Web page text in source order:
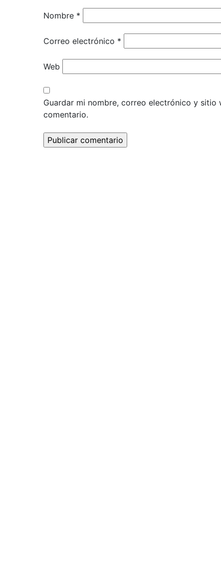
Nombre *
Correo electrónico *
Web
Guardar mi nombre, correo electrónico y
comentario.